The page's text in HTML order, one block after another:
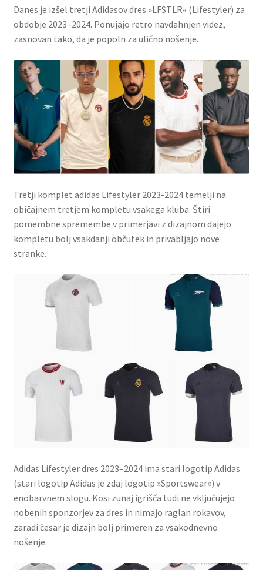
Danes je izšel tretji Adidasov dres »LFSTLR« (Lifestyler) za
obdobje 2023–2024. Ponujajo retro navdahnjen videz,
zasnovan tako, da je popoln za ulično nošenje.
Tretji komplet adidas Lifestyler 2023-2024 temelji na
običajnem tretjem kompletu vsakega kluba. Štiri
pomembne spremembe v primerjavi z dizajnom dajejo
kompletu bolj vsakdanji občutek in privabljajo nove
stranke.
Adidas Lifestyler dres 2023–2024 ima stari logotip Adidas
(stari logotip Adidas je zdaj logotip »Sportswear«) v
enobarvnem slogu. Kosi zunaj igrišča tudi ne vključujejo
nobenih sponzorjev za dres in nimajo raglan rokavov,
zaradi česar je dizajn bolj primeren za vsakodnevno
nošenje.